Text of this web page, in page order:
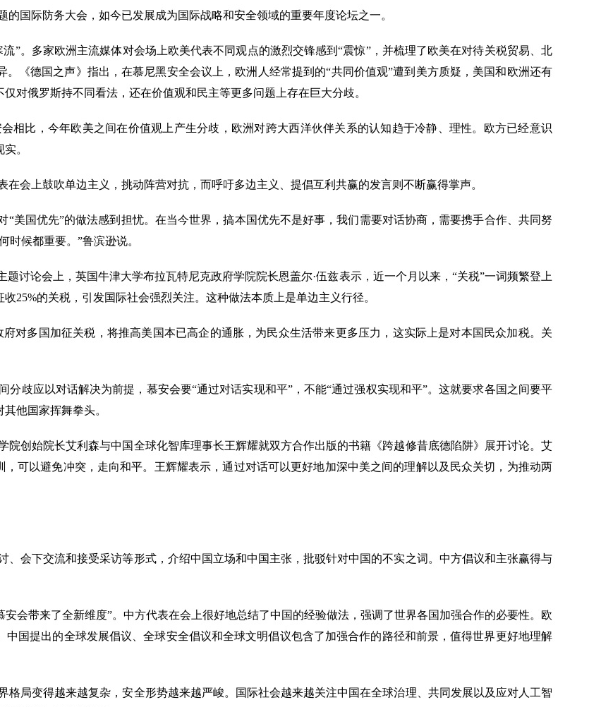
的国际防务大会，如今已发展成为国际战略和安全领域的重要年度论坛之一。
流”。多家欧洲主流媒体对会场上欧美代表不同观点的激烈交锋感到“震惊”，并梳理了欧美在对待关税贸易、北
《德国之声》指出，在慕尼黑安全会议上，欧洲人经常提到的“共同价值观”遭到美方质疑，美国和欧洲还有
对俄罗斯持不同看法，还在价值观和民主等更多问题上存在巨大分歧。
相比，今年欧美之间在价值观上产生分歧，欧洲对跨大西洋伙伴关系的认知趋于冷静、理性。欧方已经意识
。
会上鼓吹单边主义，挑动阵营对抗，而呼吁多边主义、提倡互利共赢的发言则不断赢得掌声。
美国优先”的做法感到担忧。在当今世界，搞本国优先不是好事，我们需要对话协商，需要携手合作、共同努
时候都重要。”鲁滨逊说。
题讨论会上，英国牛津大学布拉瓦特尼克政府学院院长恩盖尔·伍兹表示，近一个月以来，“关税”一词频繁登上
25%的关税，引发国际社会强烈关注。这种做法本质上是单边主义行径。
府对多国加征关税，将推高美国本已高企的通胀，为民众生活带来更多压力，这实际上是对本国民众加税。关
分歧应以对话解决为前提，慕安会要“通过对话实现和平”，不能“通过强权实现和平”。这就要求各国之间要平
他国家挥舞拳头。
创始院长艾利森与中国全球化智库理事长王辉耀就双方合作出版的书籍《跨越修昔底德陷阱》展开讨论。艾
可以避免冲突，走向和平。王辉耀表示，通过对话可以更好地加深中美之间的理解以及民众关切，为推动两
会下交流和接受采访等形式，介绍中国立场和中国主张，批驳针对中国的不实之词。中方倡议和主张赢得与
安会带来了全新维度”。中方代表在会上很好地总结了中国的经验做法，强调了世界各国加强合作的必要性。欧
国提出的全球发展倡议、全球安全倡议和全球文明倡议包含了加强合作的路径和前景，值得世界更好地理解
格局变得越来越复杂，安全形势越来越严峻。国际社会越来越关注中国在全球治理、共同发展以及应对人工智